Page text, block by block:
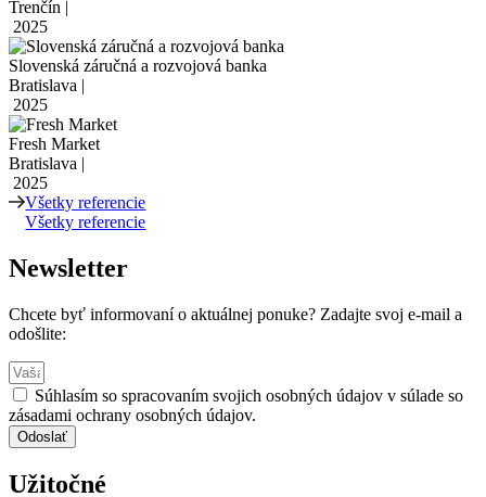
Trenčín |
2025
Slovenská záručná a rozvojová banka
Bratislava |
2025
Fresh Market
Bratislava |
2025
Všetky referencie
Všetky referencie
Newsletter
Chcete byť informovaní o aktuálnej ponuke? Zadajte svoj e-mail a
odošlite:
Súhlasím so spracovaním svojich osobných údajov v súlade so
zásadami ochrany osobných údajov.
Odoslať
Užitočné